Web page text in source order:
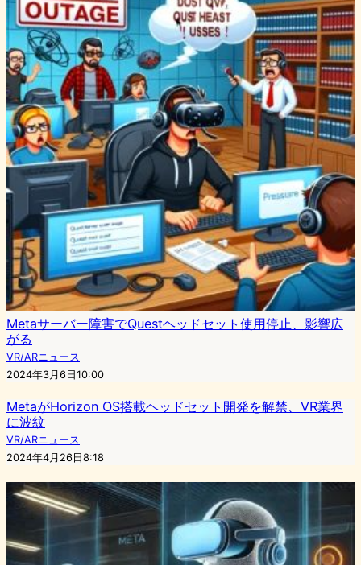
Metaサーバー障害でQuestヘッドセット使用停止、影響広
がる
VR/ARニュース
2024年3月6日10:00
MetaがHorizon OS搭載ヘッドセット開発を解禁、VR業界
に波紋
VR/ARニュース
2024年4月26日8:18